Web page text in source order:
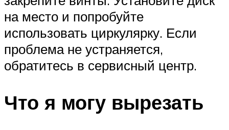
на место и попробуйте
использовать циркулярку. Если
проблема не устраняется,
обратитесь в сервисный центр.
Что я могу вырезать